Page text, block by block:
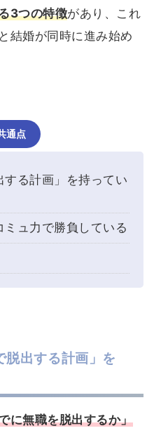
3つの特徴があり、これ
結婚が同時に進み始め
通点
る計画」を持ってい
ュ力で勝負している
出する計画」を
に無職を脱出するか」